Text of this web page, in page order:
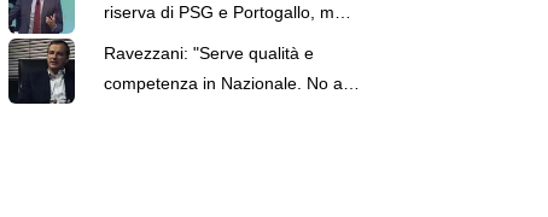
riserva di PSG e Portogallo, ma
Ravezzani: "Serve qualità e
competenza in Nazionale. No a